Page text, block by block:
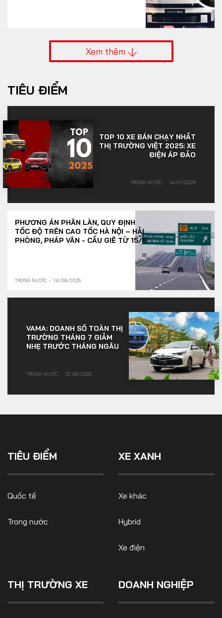
Xem thêm
TIÊU ĐIỂM
TOP 10 XE BÁN CHẠY NHẤT
THỊ TRƯỜNG VIỆT 2025: XE
ĐIỆN ÁP ĐẢO
TRONG NƯỚC 14/01/2026
PHƯƠNG ÁN PHÂN LÀN, QUY ĐỊNH
TỐC ĐỘ TRÊN CAO TỐC HÀ NỘI – HẢI
PHÒNG, PHÁP VÂN - CẦU GIẼ TỪ 15/8
TRONG NƯỚC 14/08/2025
VAMA: DOANH SỐ TOÀN THỊ
TRƯỜNG THÁNG 7 GIẢM
NHẸ TRƯỚC THÁNG NGÂU
TRONG NƯỚC 12/08/2025
TIÊU ĐIỂM
Quốc tế
Trong nước
XE XANH
Xe khác
Hybrid
Xe điện
THỊ TRƯỜNG XE DOANH NGHIỆP